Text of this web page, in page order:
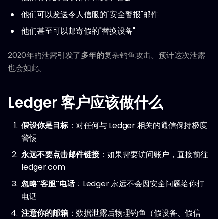
他们可以发送令人信服的"安全警报"邮件
他们甚至可以邮寄假的"替换设备"
2020年的泄露引发了多年的复杂钓鱼攻击。预计这次泄露
也会如此。
Ledger 客户应该做什么
假设你是目标：对任何与 Ledger 相关的通信保持极度
警惕
永远不要点击邮件链接：如果需要访问账户，直接前往
ledger.com
忽略"客服"电话：Ledger 永远不会因安全问题给你打
电话
注意你的邮箱 ：数据泄露后物理钓鱼（假设备、假信